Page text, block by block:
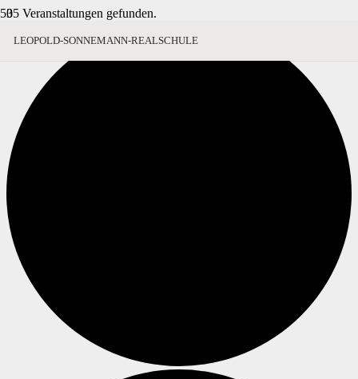
LEOPOLD-SONNEMANN-REALSCHULE
35 Veranstaltungen gefunden.